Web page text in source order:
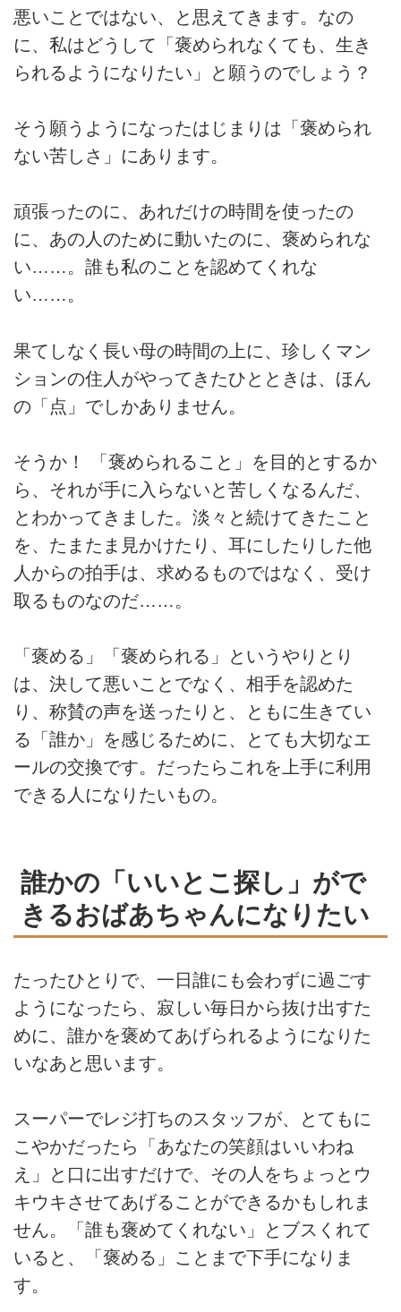
悪いことではない、と思えてきます。なの
に、私はどうして「褒められなくても、生き
られるようになりたい」と願うのでしょう？
そう願うようになったはじまりは「褒められ
ない苦しさ」にあります。
頑張ったのに、あれだけの時間を使ったの
に、あの人のために動いたのに、褒められな
い……。誰も私のことを認めてくれな
い……。
果てしなく長い母の時間の上に、珍しくマン
ションの住人がやってきたひとときは、ほん
の「点」でしかありません。
そうか！ 「褒められること」を目的とするか
ら、それが手に入らないと苦しくなるんだ、
とわかってきました。淡々と続けてきたこと
を、たまたま見かけたり、耳にしたりした他
人からの拍手は、求めるものではなく、受け
取るものなのだ……。
「褒める」「褒められる」というやりとり
は、決して悪いことでなく、相手を認めた
り、称賛の声を送ったりと、ともに生きてい
る「誰か」を感じるために、とても大切なエ
ールの交換です。だったらこれを上手に利用
できる人になりたいもの。
誰かの「いいとこ探し」がで
きるおばあちゃんになりたい
たったひとりで、一日誰にも会わずに過ごす
ようになったら、寂しい毎日から抜け出すた
めに、誰かを褒めてあげられるようになりた
いなあと思います。
スーパーでレジ打ちのスタッフが、とてもに
こやかだったら「あなたの笑顔はいいわね
え」と口に出すだけで、その人をちょっとウ
キウキさせてあげることができるかもしれま
せん。「誰も褒めてくれない」とブスくれて
いると、「褒める」ことまで下手になりま
す。